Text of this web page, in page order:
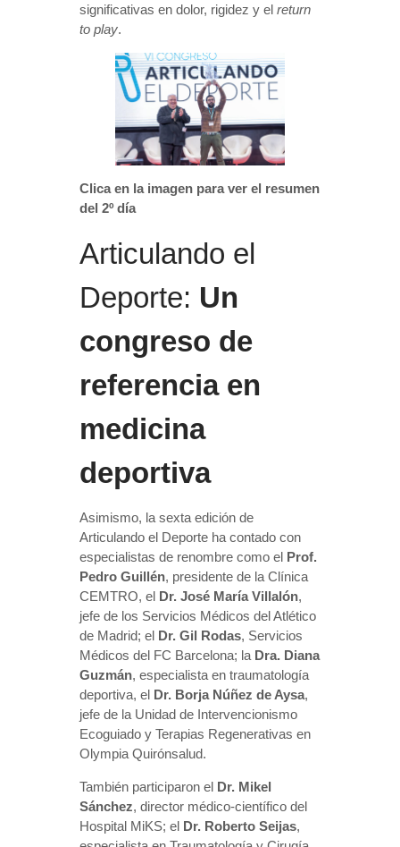
significativas en dolor, rigidez y el return
to play.
Clica en la imagen para ver el resumen
del 2º día
Articulando el
Deporte: Un
congreso de
referencia en
medicina
deportiva
Asimismo, la sexta edición de
Articulando el Deporte ha contado con
especialistas de renombre como el Prof.
Pedro Guillén, presidente de la Clínica
CEMTRO, el Dr. José María Villalón,
jefe de los Servicios Médicos del Atlético
de Madrid; el Dr. Gil Rodas, Servicios
Médicos del FC Barcelona; la Dra. Diana
Guzmán, especialista en traumatología
deportiva, el Dr. Borja Núñez de Aysa,
jefe de la Unidad de Intervencionismo
Ecoguiado y Terapias Regenerativas en
Olympia Quirónsalud.
También participaron el Dr. Mikel
Sánchez, director médico-científico del
Hospital MiKS; el Dr. Roberto Seijas,